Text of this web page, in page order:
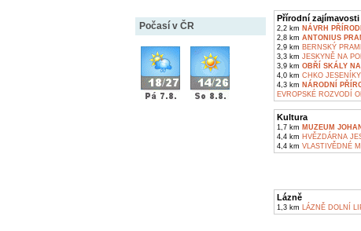
Počasí v ČR
Přírodní zajímavosti
2,2 km NÁVRH
2,8 km ANTONIUS
2,9 km BERNSKÝ
3,3 km JESKYNĚ NA
3,9 km OBŘÍ SKÁLY
4,0 km CHKO JESENÍKY
4,3 km NÁRODNÍ
EVROPSKÉ ROZVODÍ
Kultura
1,7 km MUZEUM
4,4 km HVĚZDÁRNA
4,4 km VLASTIVĚDNÉ
Lázně
1,3 km LÁZNĚ DOLNÍ